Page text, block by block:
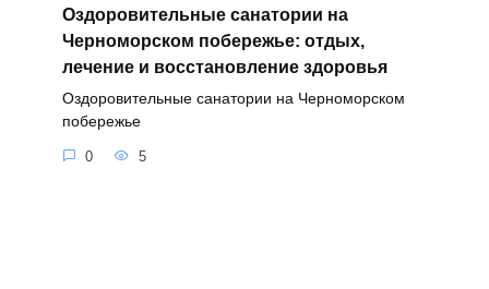
Оздоровительные санатории на
Черноморском побережье: отдых,
лечение и восстановление здоровья
Оздоровительные санатории на Черноморском
побережье
0 5